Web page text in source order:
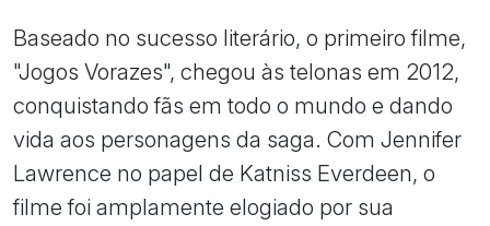
Baseado no sucesso literário, o primeiro filme,
"Jogos Vorazes", chegou às telonas em 2012,
conquistando fãs em todo o mundo e dando
vida aos personagens da saga. Com Jennifer
Lawrence no papel de Katniss Everdeen, o
filme foi amplamente elogiado por sua